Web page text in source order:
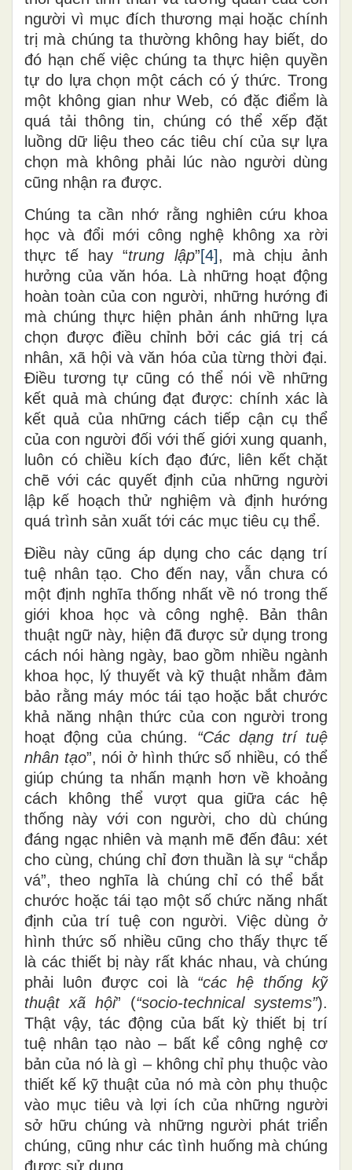
người vì mục đích thương mại hoặc chính
trị mà chúng ta thường không hay biết, do
đó hạn chế việc chúng ta thực hiện quyền
tự do lựa chọn một cách có ý thức. Trong
một không gian như Web, có đặc điểm là
quá tải thông tin, chúng có thể xếp đặt
luồng dữ liệu theo các tiêu chí của sự lựa
chọn mà không phải lúc nào người dùng
cũng nhận ra được.
Chúng ta cần nhớ rằng nghiên cứu khoa
học và đổi mới công nghệ không xa rời
thực tế hay“trung lập”[4], mà chịu ảnh
hưởng của văn hóa. Là những hoạt động
hoàn toàn của con người, những hướng đi
mà chúng thực hiện phản ánh những lựa
chọn được điều chỉnh bởi các giá trị cá
nhân, xã hội và văn hóa của từng thời đại.
Điều tương tự cũng có thể nói về những
kết quả mà chúng đạt được: chính xác là
kết quả của những cách tiếp cận cụ thể
của con người đối với thế giới xung quanh,
luôn có chiều kích đạo đức, liên kết chặt
chẽ với các quyết định của những người
lập kế hoạch thử nghiệm và định hướng
quá trình sản xuất tới các mục tiêu cụ thể.
Điều này cũng áp dụng cho các dạng trí
tuệ nhân tạo. Cho đến nay, vẫn chưa có
một định nghĩathống nhất vềnó trong thế
giới khoa học và công nghệ. Bản thân
thuật ngữ này, hiện đã được sử dụng trong
cách nói hàng ngày, bao gồm nhiều ngành
khoa học, lý thuyết và kỹ thuật nhằm đảm
bảo rằng máy móc tái tạo hoặc bắt chước
khả năng nhận thức của con người trong
hoạt động của chúng. “Các dạng trí tuệ
nhân tạo”, nói ở hình thức số nhiều, có thể
giúp chúng ta nhấn mạnh hơn về khoảng
cách không thể vượtqua giữa các hệ
thống này với con người, cho dùchúng
đáng ngạc nhiên và mạnh mẽ đến đâu: xét
cho cùng, chúng chỉ đơn thuần là sự “chắp
vá”, theo nghĩa là chúng chỉ có thể bắt
chước hoặc tái tạo một số chức năng nhất
định của trí tuệ con người. Việc dùng ở
hình thức số nhiều cũng cho thấy thực tế
là các thiết bị này rất khác nhau, và chúng
phải luôn được coi là “các hệ thống kỹ
thuật xã hội” (“socio-technical systems”).
Thật vậy, tác động của bất kỳ thiết bị trí
tuệ nhân tạo nào – bất kể công nghệ cơ
bản của nó là gì – không chỉ phụ thuộc vào
thiết kế kỹ thuật của nó mà còn phụ thuộc
vào mục tiêu và lợi ích của những người
sở hữu chúng và những người phát triển
chúng, cũng như các tình huống mà chúng
được sử dụng.